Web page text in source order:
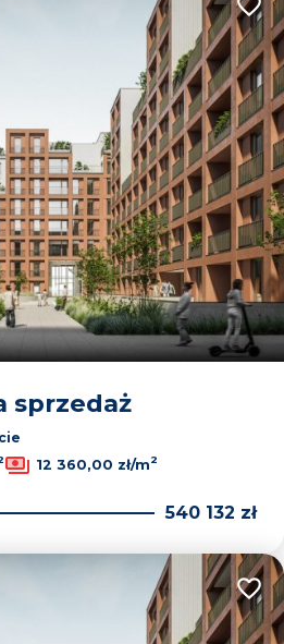
sprzedaż
12 360,00 zł/m2
540 132 zł